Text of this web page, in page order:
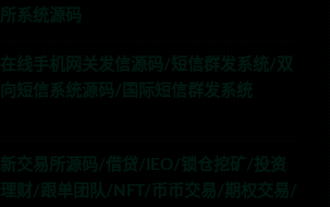
所系统源码
在线手机网关发信源码/短信群发系统/双
向短信系统源码/国际短信群发系统
新交易所源码/借贷/IEO/锁仓挖矿/投资
理财/跟单团队/NFT/币币交易/期权交易/